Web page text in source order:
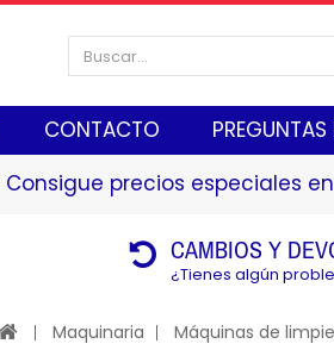
CONTACTO PREGUNTAS
Consigue precios especiales
CAMBIOS Y
¿Tienes algún
Maquinaria Máquinas de